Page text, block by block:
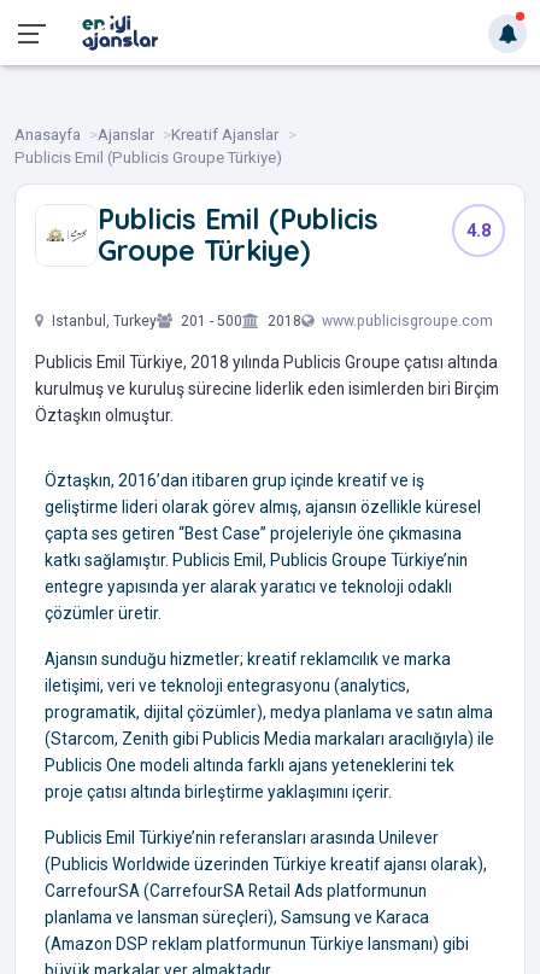
Anasayfa Ajanslar
Kreatif Ajanslar
Publicis Emil (Publicis Groupe Türkiye)
Publicis Emil (Publicis
Groupe Türkiye)
4.8
Istanbul, Turkey 201 - 500 2018 www.publicisgroupe.com
Publicis Emil Türkiye, 2018 yılında Publicis Groupe çatısı altında
kurulmuş ve kuruluş sürecine liderlik eden isimlerden biri Birçim
Öztaşkın olmuştur.
Öztaşkın, 2016’dan itibaren grup içinde kreatif ve iş
geliştirme lideri olarak görev almış, ajansın özellikle küresel
çapta ses getiren “Best Case” projeleriyle öne çıkmasına
katkı sağlamıştır. Publicis Emil, Publicis Groupe Türkiye’nin
entegre yapısında yer alarak yaratıcı ve teknoloji odaklı
çözümler üretir.
Ajansın sunduğu hizmetler; kreatif reklamcılık ve marka
iletişimi, veri ve teknoloji entegrasyonu (analytics,
programatik, dijital çözümler), medya planlama ve satın alma
(Starcom, Zenith gibi Publicis Media markaları aracılığıyla) ile
Publicis One modeli altında farklı ajans yeteneklerini tek
proje çatısı altında birleştirme yaklaşımını içerir.
Publicis Emil Türkiye’nin referansları arasında Unilever
(Publicis Worldwide üzerinden Türkiye kreatif ajansı olarak),
CarrefourSA (CarrefourSA Retail Ads platformunun
planlama ve lansman süreçleri), Samsung ve Karaca
(Amazon DSP reklam platformunun Türkiye lansmanı) gibi
büyük markalar yer almaktadır.